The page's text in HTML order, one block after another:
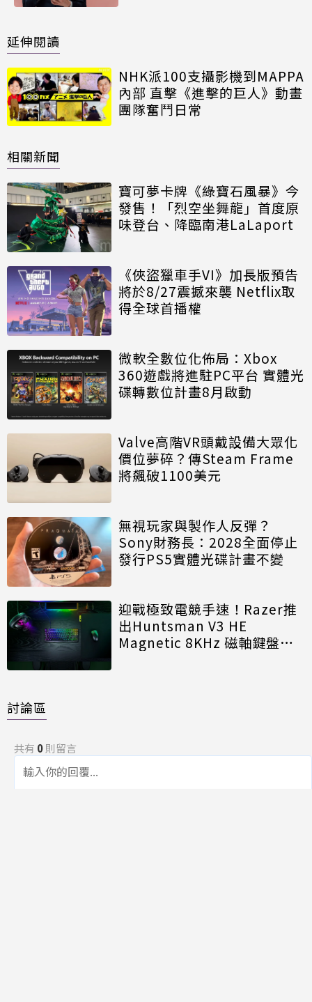
延伸閱讀
NHK派100支攝影機到MAPPA
內部 直擊《進擊的巨人》動畫
團隊奮鬥日常
相關新聞
寶可夢卡牌《綠寶石風暴》今
發售！「烈空坐舞龍」首度原
味登台、降臨南港LaLaport
《俠盜獵車手VI》加長版預告
將於8/27震撼來襲 Netflix取
得全球首播權
微軟全數位化佈局：Xbox
360遊戲將進駐PC平台 實體光
碟轉數位計畫8月啟動
Valve高階VR頭戴設備大眾化
價位夢碎？傳Steam Frame
將飆破1100美元
無視玩家與製作人反彈？
Sony財務長：2028全面停止
發行PS5實體光碟計畫不變
迎戰極致電競手速！Razer推
出Huntsman V3 HE
Magnetic 8KHz 磁軸鍵盤效
討論區
共有 0則留言